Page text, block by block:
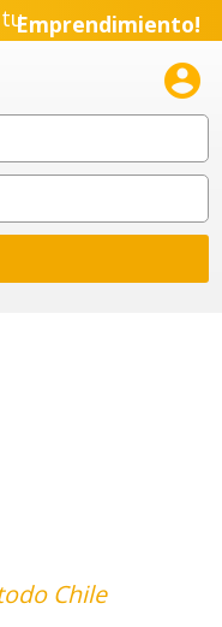
Emprendimiento!

Chile